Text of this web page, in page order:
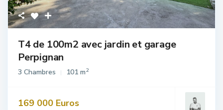
T4 de 100m2 avec jardin et garage
Perpignan
3 Chambres 101 m2
169 000 Euros